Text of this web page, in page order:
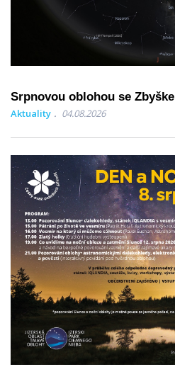
Srpnovou oblohou se
Aktuality 04.08.2026